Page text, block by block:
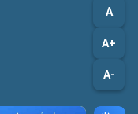
A
A+
A-